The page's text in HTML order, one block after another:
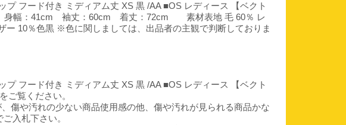
フード付き ミディアム丈 XS 黒 /AA ■OS レディース 【ベクト
身幅：41cm 袖丈：60cm 着丈：72cm 素材表地 毛 60％ レ
ー 10％色黒 ※色に関しましては、出品者の主観で判断しておりま
フード付き ミディアム丈 XS 黒 /AA ■OS レディース 【ベクト
ご覧ください。
傷や汚れの少ない商品使用感の他、傷や汚れが見られる商品かな
入札下さい。